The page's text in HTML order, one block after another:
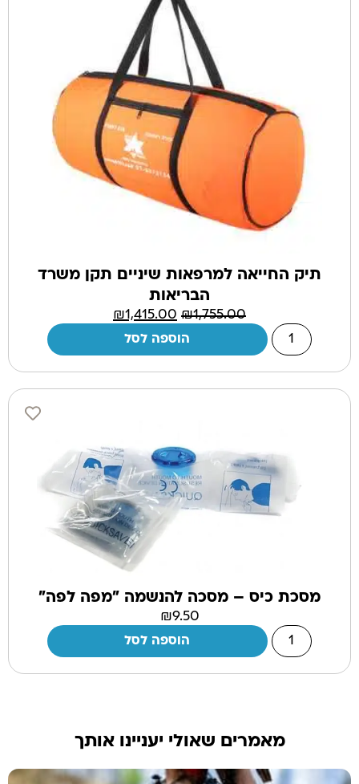
תיק החייאה למרפאות שיניים תקן משרד
הבריאות
₪1,755.00
₪1,415.00
הוספה לסל
מסכת כיס – מסכה להנשמה "מפה לפה"
₪9.50
הוספה לסל
מאמרים שאולי יעניינו אותך